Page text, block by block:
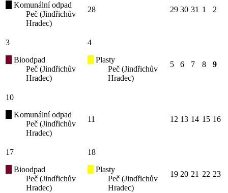
Komunální odpad
Peč (Jindřichův
Hradec)
28 29 30 31 1 2
3
Bioodpad
Peč (Jindřichův
Hradec)
4
Plasty
Peč (Jindřichův
Hradec)
5 6 7 8 9
10
Komunální odpad
Peč (Jindřichův
Hradec)
11 12 13 14 15 16
17
Bioodpad
Peč (Jindřichův
Hradec)
18
Plasty
Peč (Jindřichův
Hradec)
19 20 21 22 23